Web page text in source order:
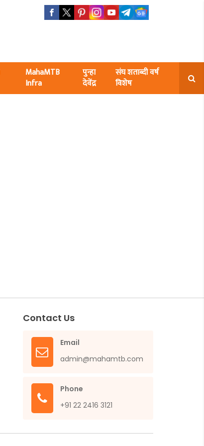
MahaMTB
Infra
पुन्हा
देवेंद्र
संघ शताब्दी वर्ष
विशेष
Contact Us
Email
admin@mahamtb.com
Phone
+91 22 2416 3121